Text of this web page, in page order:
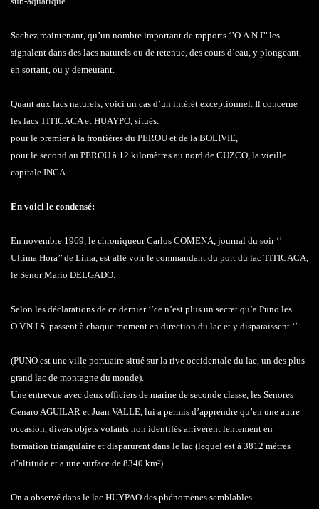
Sachez maintenant, qu’un nombre important de rapports ‘’O.A.N.I’’ les
signalent dans des lacs naturels ou de retenue, des cours d’eau, y plongeant,
en sortant, ou y demeurant.
Quant aux lacs naturels, voici un cas d’un intérêt exceptionnel. Il concerne
les lacs TITICACA et HUAYPO, situés:
pour le premier à la frontières du PEROU et de la BOLIVIE,
pour le second au PEROU à 12 kilomètres au nord de CUZCO, la vieille
capitale INCA.
En voici le condensé:
En novembre 1969, le chroniqueur Carlos COMENA, journal du soir ‘’
Ultima Hora’’ de Lima, est allé voir le commandant du port du lac TITICACA,
le Senor Mario DELGADO.
Selon les déclarations de ce dernier ‘’ce n’est plus un secret qu’a Puno les
O.V.N.I.S. passent à chaque moment en direction du lac et y disparaissent ‘’.
(PUNO est une ville portuaire situé sur la rive occidentale du lac, un des plus
grand lac de montagne du monde).
Une entrevue avec deux officiers de marine de seconde classe, les Senores
Genaro AGUILAR et Juan VALLE, lui a permis d’apprendre qu’en une autre
occasion, divers objets volants non identifés arrivèrent lentement en
formation triangulaire et disparurent dans le lac (lequel est à 3812 mètres
d’altitude et a une surface de 8340 km²).
On a observé dans le lac HUYPAO des phénomènes semblables.